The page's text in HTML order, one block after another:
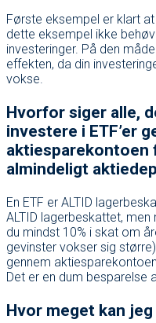
Første eksempel er klart
dette eksempel ikke
investeringer. På den
effekten, da din
vokse.
Hvorfor siger alle,
investere i ETF’er
aktiesparekontoen
almindeligt
En ETF er ALTID
ALTID lagerbeskattet,
du mindst 10% i skat om
gevinster vokser sig
gennem
Det er en dum besparelse
Hvor meget kan jeg